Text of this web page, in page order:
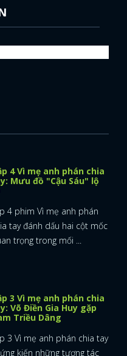
4 Vì mẹ anh phán chia
Mưu đồ "Cậu Sáu" lộ
4 phim Vì mẹ anh phán
tay đánh dấu hai cột mốc
trọng trong mối ...
3 Vì mẹ anh phán chia
Võ Điền Gia Huy gặp
Triều Dâng
3 Vì mẹ anh phán chia tay
kiến những tương tác